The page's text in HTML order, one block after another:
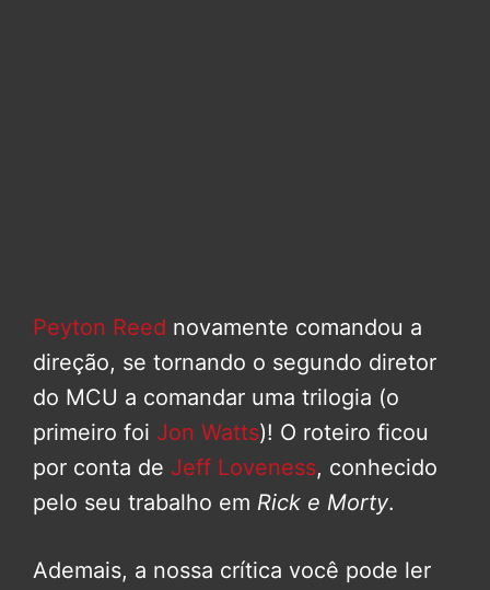
Peyton Reed novamente comandou a
direção, se tornando o segundo diretor
do MCU a comandar uma trilogia (o
primeiro foi Jon Watts)! O roteiro ficou
por conta de Jeff Loveness, conhecido
pelo seu trabalho em Rick e Morty.
Ademais, a nossa crítica você pode ler